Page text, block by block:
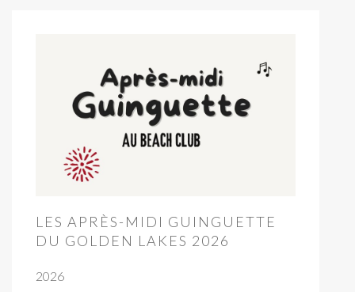
LES APRÈS-MIDI GUINGUETTE
DU GOLDEN LAKES 2026
2026